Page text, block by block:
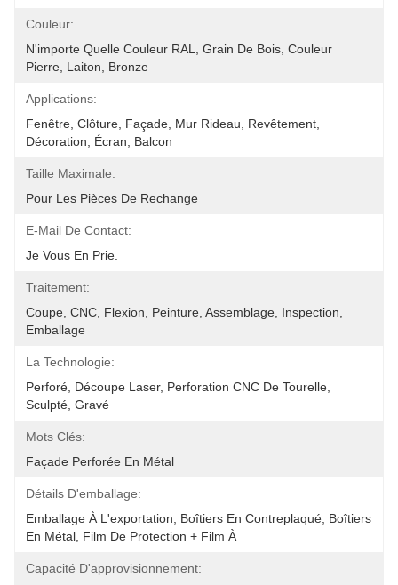
Couleur:
N'importe Quelle Couleur RAL, Grain De Bois, Couleur
Pierre, Laiton, Bronze
Applications:
Fenêtre, Clôture, Façade, Mur Rideau, Revêtement,
Décoration, Écran, Balcon
Taille Maximale:
Pour Les Pièces De Rechange
E-Mail De Contact:
Je Vous En Prie.
Traitement:
Coupe, CNC, Flexion, Peinture, Assemblage, Inspection,
Emballage
La Technologie:
Perforé, Découpe Laser, Perforation CNC De Tourelle,
Sculpté, Gravé
Mots Clés:
Façade Perforée En Métal
Détails D'emballage:
Emballage À L'exportation, Boîtiers En Contreplaqué, Boîtiers
En Métal, Film De Protection + Film À
Capacité D'approvisionnement: